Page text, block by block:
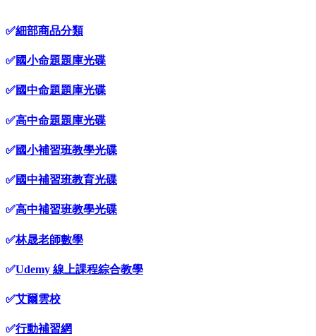
✅細部商品分類
✅國小命題題庫光碟
✅國中命題題庫光碟
✅高中命題題庫光碟
✅國小補習班教學光碟
✅國中補習班教育光碟
✅高中補習班教學光碟
✅林晟老師數學
✅Udemy 線上課程綜合教學
✅艾爾雲校
✅行動補習網